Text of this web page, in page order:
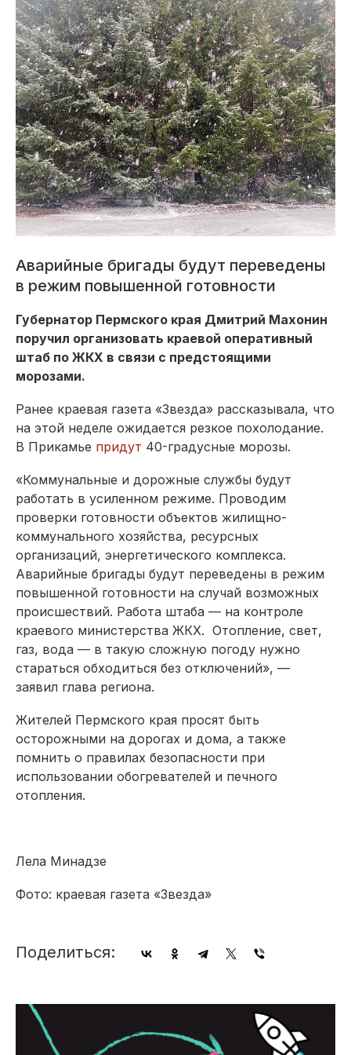
Аварийные бригады будут переведены
в режим повышенной готовности
Губернатор Пермского края Дмитрий Махонин
поручил организовать краевой оперативный
штаб по ЖКХ в связи с предстоящими
морозами.
Ранее краевая газета «Звезда» рассказывала, что
на этой неделе ожидается резкое похолодание.
В Прикамье придут 40-градусные морозы.
«Коммунальные и дорожные службы будут
работать в усиленном режиме. Проводим
проверки готовности объектов жилищно-
коммунального хозяйства, ресурсных
организаций, энергетического комплекса.
Аварийные бригады будут переведены в режим
повышенной готовности на случай возможных
происшествий. Работа штаба — на контроле
краевого министерства ЖКХ. Отопление, свет,
газ, вода — в такую сложную погоду нужно
стараться обходиться без отключений», —
заявил глава региона.
Жителей Пермского края просят быть
осторожными на дорогах и дома, а также
помнить о правилах безопасности при
использовании обогревателей и печного
отопления.
Лела Минадзе
Фото: краевая газета «Звезда»
Поделиться: